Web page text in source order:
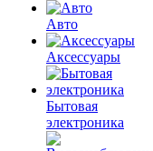
Авто
Аксессуары
Бытовая
электроника